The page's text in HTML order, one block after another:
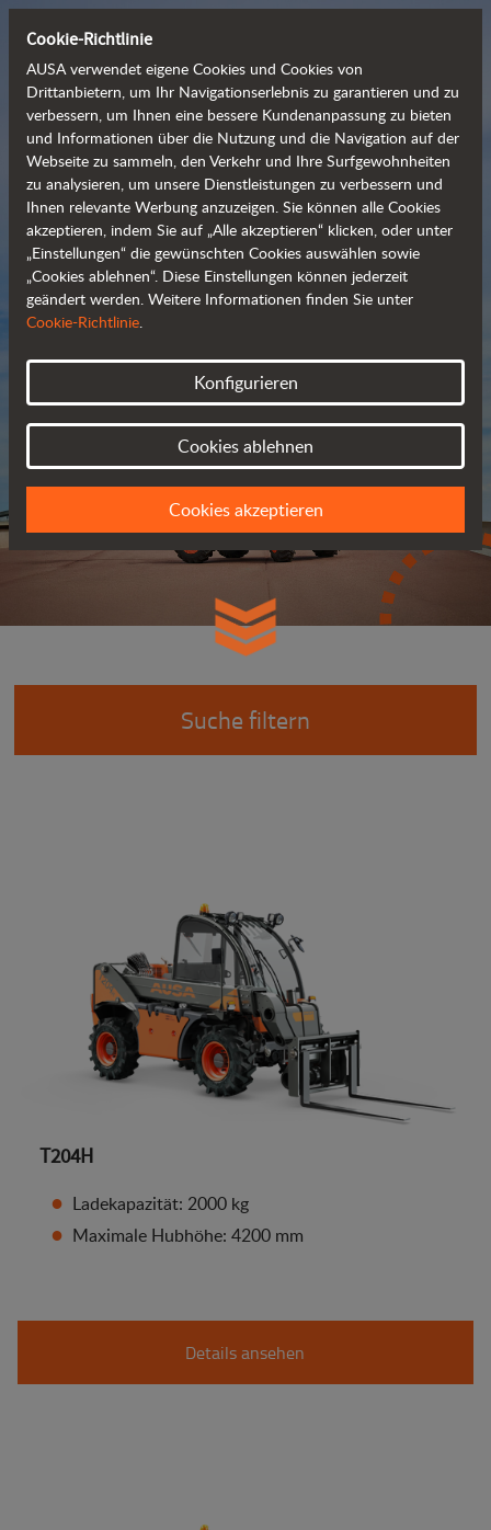
Entdecken Sie unsere
  umfangreiche
Produktpalette
Datenblätter
Suche filtern
T204H
Ladekapazität: 2000 kg
Maximale Hubhöhe: 4200 mm
Details ansehen
Cookie-Richtlinie
AUSA verwendet eigene Cookies und Cookies von
Drittanbietern, um Ihr Navigationserlebnis zu garantieren und zu
verbessern, um Ihnen eine bessere Kundenanpassung zu bieten
und Informationen über die Nutzung und die Navigation auf der
Webseite zu sammeln, den Verkehr und Ihre Surfgewohnheiten
zu analysieren, um unsere Dienstleistungen zu verbessern und
Ihnen relevante Werbung anzuzeigen. Sie können alle Cookies
akzeptieren, indem Sie auf „Alle akzeptieren“ klicken, oder unter
„Einstellungen“ die gewünschten Cookies auswählen sowie
„Cookies ablehnen“. Diese Einstellungen können jederzeit
geändert werden. Weitere Informationen finden Sie unter
Cookie-Richtlinie.
Konfigurieren
Cookies ablehnen
Cookies akzeptieren